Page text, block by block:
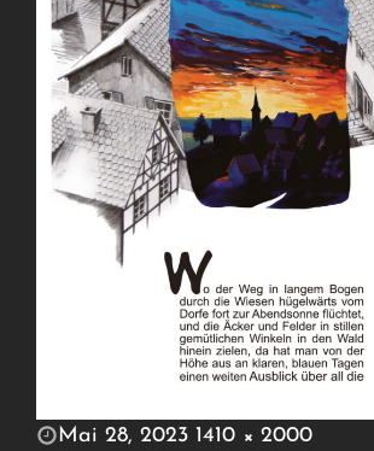
POSTED
Mai 28, 2023 1410 × 2000